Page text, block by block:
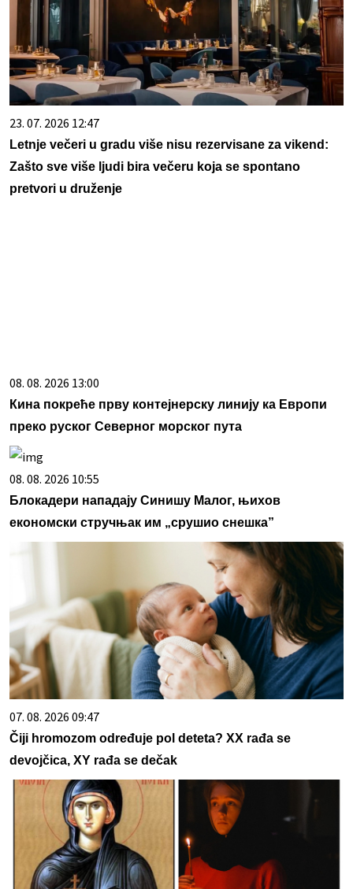
23. 07. 2026 12:47
Letnje večeri u gradu više nisu rezervisane za vikend:
Zašto sve više ljudi bira večeru koja se spontano
pretvori u druženje
08. 08. 2026 13:00
Кина покреће прву контејнерску линију ка Европи
преко руског Северног морског пута
08. 08. 2026 10:55
Блокадери нападају Синишу Малог, њихов
економски стручњак им „срушио снешка”
07. 08. 2026 09:47
Čiji hromozom određuje pol deteta? XX rađa se
devojčica, XY rađa se dečak